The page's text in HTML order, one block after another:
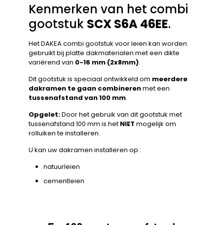
Kenmerken van het combi
gootstuk SCX S6A 46EE.
Het DAKEA combi gootstuk voor leien kan worden
gebruikt bij platte dakmaterialen met een dikte
variërend van 0-16 mm (2x8mm).
Dit gootstuk is speciaal ontwikkeld om meerdere
dakramen te gaan combinerenmet een
tussenafstand van 100 mm.
Opgelet:Door het gebruik van dit gootstuk met
tussenafstand 100 mm is het NIET mogelijk om
rolluiken te installeren.
U kan uw dakramen installeren op :
natuurleien
cementleien